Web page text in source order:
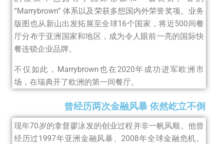
“Marrybrown” 体系以及荣获多想国内外荣誉奖项。业务
版图也从新山出发拓展至全球16个国家，将近500间餐
厅分布于亚洲国家和地区，成为令人眼前一亮的国际快
餐连锁企业品牌。
不仅如此，Marrybrown也在2020年成功进军欧洲市
场，在瑞典开了欧洲的第一间餐厅。
曾经历两次金融风暴 依然屹立不倒
现年70岁的拿督廖泳发的创业过程并非一帆风顺。他曾
经历过1997年亚洲金融风暴、2008年全球金融危机。